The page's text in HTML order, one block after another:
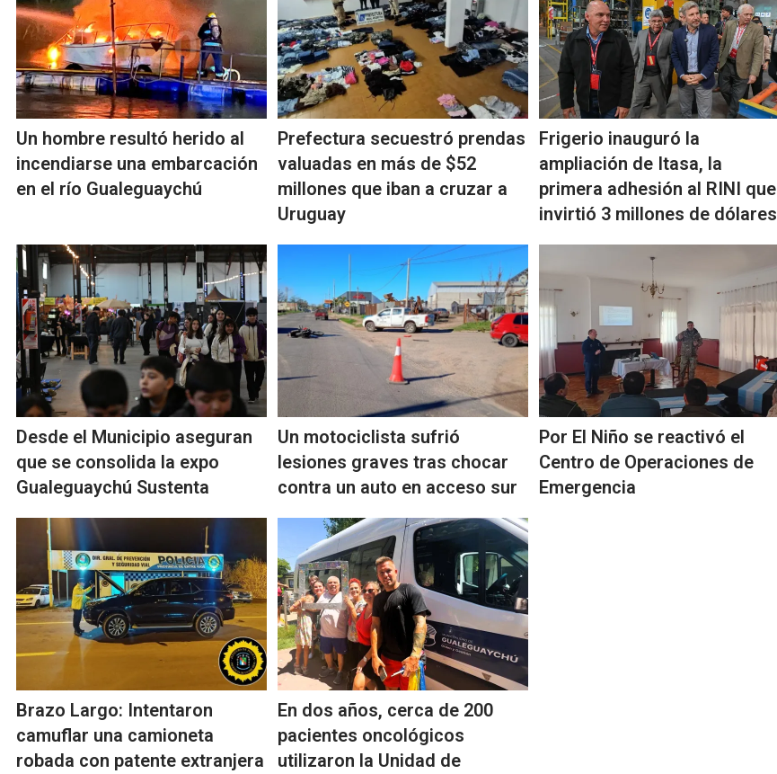
Un hombre resultó herido al
incendiarse una embarcación
en el río Gualeguaychú
Prefectura secuestró prendas
valuadas en más de $52
millones que iban a cruzar a
Uruguay
Frigerio inauguró la
ampliación de Itasa, la
primera adhesión al RINI que
invirtió 3 millones de dólares
Desde el Municipio aseguran
que se consolida la expo
Gualeguaychú Sustenta
Un motociclista sufrió
lesiones graves tras chocar
contra un auto en acceso sur
Por El Niño se reactivó el
Centro de Operaciones de
Emergencia
Brazo Largo: Intentaron
camuflar una camioneta
robada con patente extranjera
En dos años, cerca de 200
pacientes oncológicos
utilizaron la Unidad de